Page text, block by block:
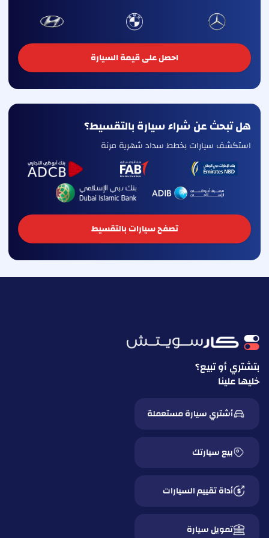
احصل على قيمة السيارة
هل تبحث عن شراء سيارة بالتقسيط؟
استكشف سيارات بخطط سداد شهرية مرنة
تصفح سيارات بالتقسيط
بتشتري أو تبيع؟
خليها علينا
أشتري سيارة مستعملة
بيع سيارتك
أداة تقييم السيارات
تمويل سيارة